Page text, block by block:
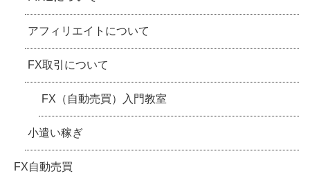
アフィリエイトについて
FX取引について
FX（自動売買）入門教室
小遣い稼ぎ
FX自動売買